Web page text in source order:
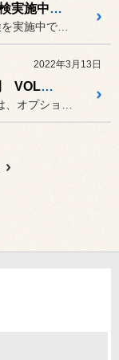
エアコンフィルター無料点検実施中です！
2022年3月13日
2022年春ホイール装着事例 VOLK RACING TE37 ultra TRACK EDITION Ⅱ ＋ REGNO GR-XⅡ